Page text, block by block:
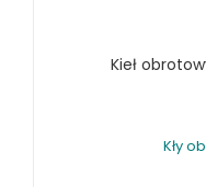
Kieł
Kły